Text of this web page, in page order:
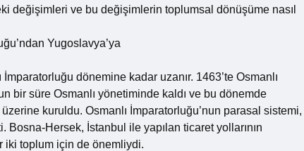
değişimleri ve bu değişimlerin toplumsal dönüşüme nasıl
Yugoslavya’ya
dönemine kadar uzanır. 1463’te Osmanlı
bir süre Osmanlı yönetiminde kaldı ve bu dönemde
kuruldu. Osmanlı İmparatorluğu’nun parasal sistemi,
Hersek, İstanbul ile yapılan ticaret yollarının
iki toplum için de önemliydi.